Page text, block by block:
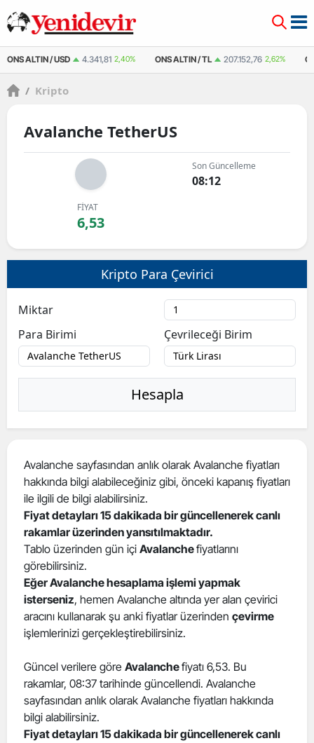
ONS ALTIN / USD 4.341,81 2,40% ONS ALTIN / TL 207.152,76 2,62%
/ Kripto
Avalanche TetherUS
Son Güncelleme
08:12
FİYAT
6,53
Kripto Para Çevirici
Miktar
Para Birimi
Çevrileceği Birim
Hesapla
Avalanche sayfasından anlık olarak Avalanche fiyatları
hakkında bilgi alabileceğiniz gibi, önceki kapanış fiyatları
ile ilgili de bilgi alabilirsiniz.
Fiyat detayları 15 dakikada bir güncellenerek canlı
rakamlar üzerinden yansıtılmaktadır.
Tablo üzerinden gün içi Avalanchefiyatlarını
görebilirsiniz.
Eğer Avalanche hesaplama işlemi yapmak
isterseniz, hemen Avalanche altında yer alan çevirici
aracını kullanarak şu anki fiyatlar üzerinden çevirme
işlemlerinizi gerçekleştirebilirsiniz.
Güncel verilere göre Avalanchefiyatı 6,53. Bu
rakamlar, 08:37 tarihinde güncellendi. Avalanche
sayfasından anlık olarak Avalanche fiyatları hakkında
bilgi alabilirsiniz.
Fiyat detayları 15 dakikada bir güncellenerek canlı